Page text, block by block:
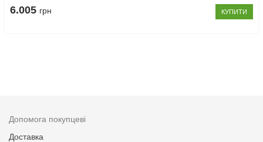
6.005 грн КУПИТИ
Допомога покупцеві
Доставка